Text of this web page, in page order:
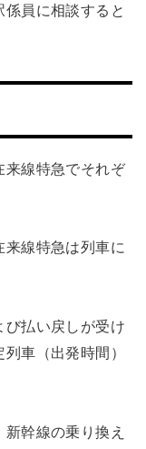
員に相談すると
来線特急でそれぞ
線特急は列車に
び払い戻しが受け
車（出発時間）
幹線の乗り換え